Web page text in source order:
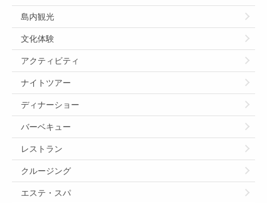
島内観光
文化体験
アクティビティ
ナイトツアー
ディナーショー
バーベキュー
レストラン
クルージング
エステ・スパ